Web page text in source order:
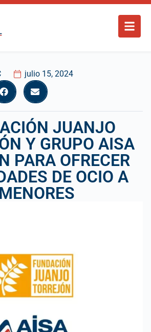
julio 15, 2024
JUANJO
Y GRUPO AISA
PARA OFRECER
DE OCIO A
MENORES